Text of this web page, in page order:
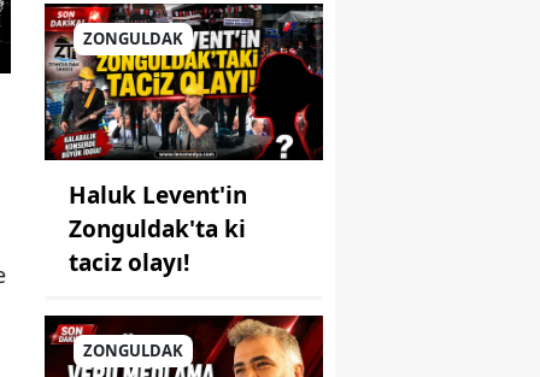
ZONGULDAK
Haluk Levent'in
Zonguldak'ta ki
taciz olayı!
ZONGULDAK